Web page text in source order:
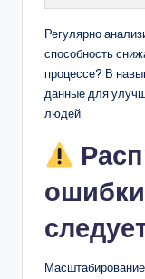
Регулярно
способность
процессе? В
данные для
людей.